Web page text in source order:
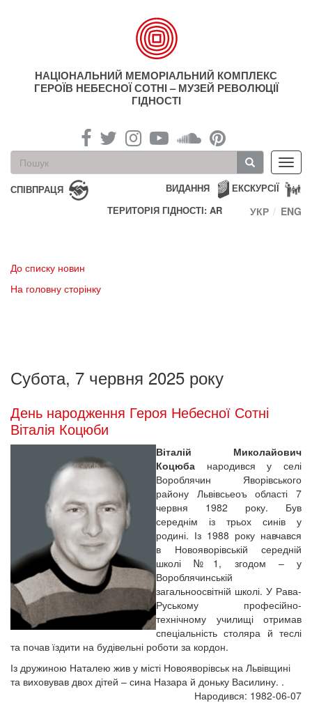
НАЦІОНАЛЬНИЙ МЕМОРІАЛЬНИЙ КОМПЛЕКС
ГЕРОЇВ НЕБЕСНОЇ СОТНІ – МУЗЕЙ РЕВОЛЮЦІЇ
ГІДНОСТІ
Пошукова
форма
Пошук
СПІВПРАЦЯ ЕКСКУРСІЇ
ВИДАННЯ
ТЕРИТОРІЯ ГІДНОСТІ: AR
УКР ENG
До списку новин
На головну сторінку
Субота, 7 червня 2025 року
День народження Героя Небесної Сотні
Віталія Коцюби
Віталій Миколайович
Коцюба народився у селі
Вороблячин Яворівського
району Львівсьеоъ області 7
червня 1982 року. Був
середнім із трьох синів у
родині. Із 1988 року навчався
в Новояворівській середній
школі №1, згодом – у
Вороблячинській
загальноосвітній школі. У Рава-
Руському професійно-
технічному училищі отримав
спеціальність столяра й теслі
та почав їздити на будівельні роботи за кордон.
Із дружиною Наталею жив у місті Новояворівськ на Львівщині
та виховував двох дітей – сина Назара й доньку Василину. .
Народився: 1982-06-07